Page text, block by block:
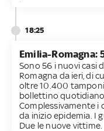
18:25
Emilia-Romagna:
Sono 56 i nuovi casi
Romagna da ieri, di
oltre 10.400
bollettino quotidiano
Complessivamente i
da inizio epidemia. I
Due le nuove vittime.